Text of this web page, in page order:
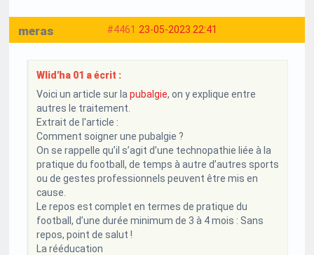
#4461 23-05-2023 22:41
meras
Wlid'ha 01 a écrit :
Voici un article sur la pubalgie, on y explique entre
autres le traitement.
Extrait de l'article :
Comment soigner une pubalgie ?
On se rappelle qu’il s’agit d’une technopathie liée à la
pratique du football, de temps à autre d’autres sports
ou de gestes professionnels peuvent être mis en
cause.
Le repos est complet en termes de pratique du
football, d’une durée minimum de 3 à 4 mois : Sans
repos, point de salut !
La rééducation